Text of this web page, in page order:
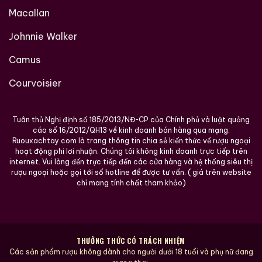
Macallan
Johnnie Walker
Camus
Courvoisier
Tuân thủ Nghị định số 185/2013/NĐ-CP của Chính phủ và luật quảng
cáo số 16/2012/QH13 về kinh doanh bán hàng qua mạng.
Ruouxachtay.com là trang thông tin chia sẻ kiến thức về rượu ngoại
hoạt động phi lơi nhuận. Chúng tôi không kinh doanh trực tiếp trên
internet. Vui lòng đến trực tiếp đến các cửa hàng và hệ thống siêu thị
rượu ngoại hoặc gọi tới số hotline để được tư vấn. ( giá trên website
chỉ mang tính chất tham khảo)
THƯỞNG THỨC CÓ TRÁCH NHIỆM
Các sản phẩm rượu không dành cho người dưới 18 tuổi và phụ nữ đang